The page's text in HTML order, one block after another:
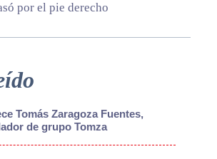
por el pie derecho
Tomás Zaragoza Fuentes,
de grupo Tomza